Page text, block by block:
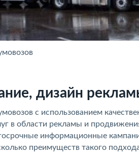
дизайн
с использованием
в области рекламы и
информационные
преимуществ такого